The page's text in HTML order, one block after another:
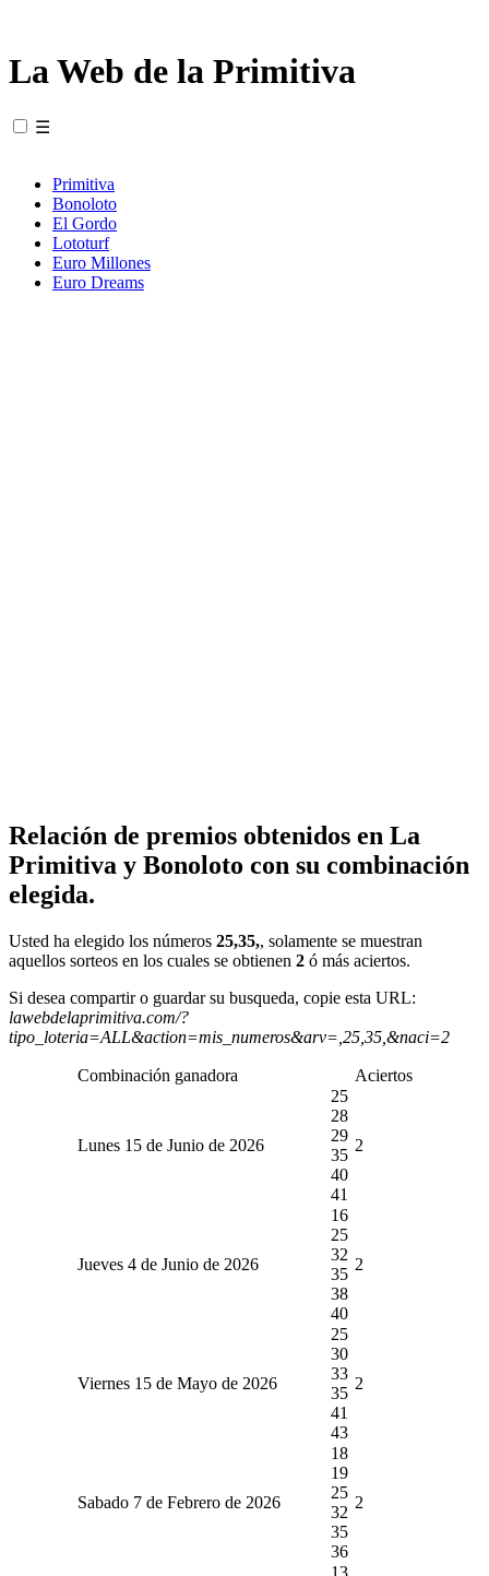
La Web de la Primitiva
☰
Primitiva
Bonoloto
El Gordo
Lototurf
Euro Millones
Euro Dreams
Relación de premios obtenidos en La
Primitiva y Bonoloto con su combinación
elegida.
Usted ha elegido los números 25,35,, solamente se muestran
aquellos sorteos en los cuales se obtienen 2 ó más aciertos.
Si desea compartir o guardar su busqueda, copie esta URL:
lawebdelaprimitiva.com/?
tipo_loteria=ALL&action=mis_numeros&arv=,25,35,&naci=2
Combinación ganadora Aciertos
Lunes 15 de Junio de 2026
25
28
29
35
40
41
2
Jueves 4 de Junio de 2026
16
25
32
35
38
40
2
Viernes 15 de Mayo de 2026
25
30
33
35
41
43
2
Sabado 7 de Febrero de 2026
18
19
25
32
35
36
2
13